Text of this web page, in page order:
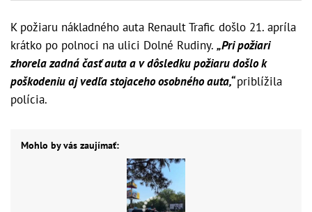
K požiaru nákladného auta Renault Trafic došlo 21. apríla
krátko po polnoci na ulici Dolné Rudiny. „Pri požiari
zhorela zadná časť auta a v dôsledku požiaru došlo k
poškodeniu aj vedľa stojaceho osobného auta,“priblížila
polícia.
Mohlo by vás zaujímať: